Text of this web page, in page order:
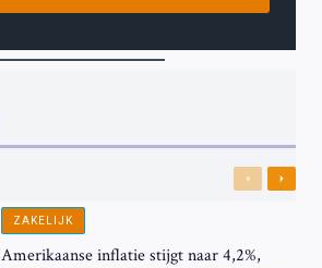
Previous
Next
ZAKELIJK
Amerikaanse inflatie stijgt naar 4,2%,